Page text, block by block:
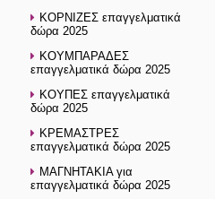
ΚΟΡΝΙΖΕΣ επαγγελματικά
δώρα 2025
ΚΟΥΜΠΑΡΑΔΕΣ
επαγγελματικά δώρα 2025
ΚΟΥΠΕΣ επαγγελματικά
δώρα 2025
ΚΡΕΜΑΣΤΡΕΣ
επαγγελματικά δώρα 2025
ΜΑΓΝΗΤΑΚΙΑ για
επαγγελματικά δώρα 2025